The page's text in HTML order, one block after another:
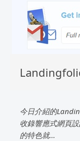
今日介紹的
收錄響應式網頁
的特色就...